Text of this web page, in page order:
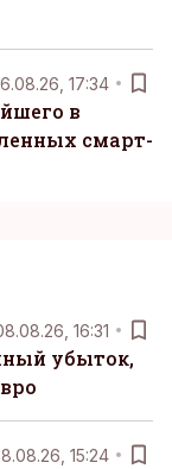
17:34
в
смарт-
16:31
убыток,
15:24